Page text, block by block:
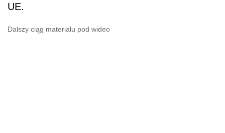
UE.
Dalszy ciąg materiału pod wideo